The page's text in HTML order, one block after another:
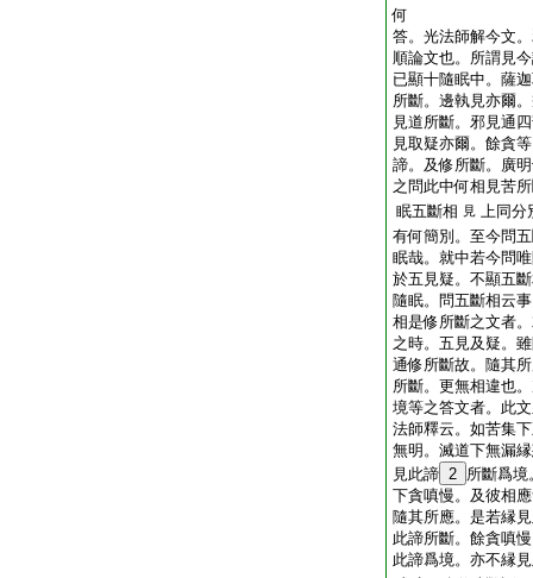
何
答。光法師解今文
順論文也。所謂見
已顯十隨眠中。薩
所斷。邊執見亦爾
見道所斷。邪見通
見取疑亦爾。餘貪
諦。及修所斷。廣
之問此中何相見苦
眠五斷相 見 上同分
有何簡別。至今問
眠哉。就中若今問
於五見疑。不顯五
隨眠。問五斷相云
相是修所斷之文者
之時。五見及疑。
通修所斷故。隨其
所斷。更無相違也
境等之答文者。此
法師釋云。如苦集
無明。滅道下無漏
見此諦 2 所斷爲
下貪嗔慢。及彼相
隨其所應。是若縁
此諦所斷。餘貪嗔
此諦爲境。亦不縁